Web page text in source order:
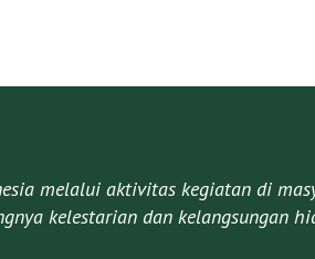
melalui aktivitas kegiatan di
kelestarian dan kelangsungan